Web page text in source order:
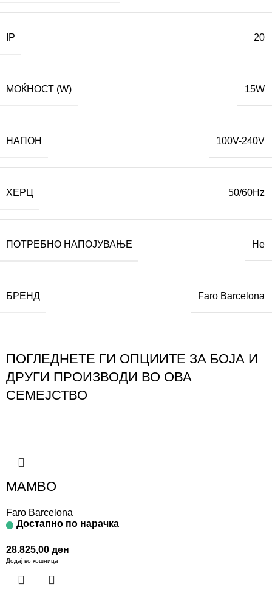
IP 20
МОЌНОСТ (W) 15W
НАПОН 100V-240V
ХЕРЦ 50/60Hz
ПОТРЕБНО НАПОЈУВАЊЕ Не
БРЕНД Faro Barcelona
ПОГЛЕДНЕТЕ ГИ ОПЦИИТЕ ЗА БОЈА И
ДРУГИ ПРОИЗВОДИ ВО ОВА
СЕМЕЈСТВО
MAMBO
Faro Barcelona
Достапно по нарачка
28.825,00 ден
Додај во кошница